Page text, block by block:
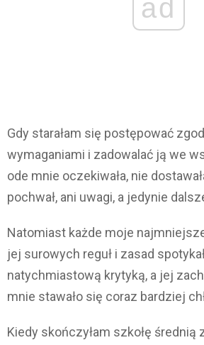
ad
Gdy starałam się postępować
wymaganiami i zadowalać ją we
ode mnie oczekiwała, nie
pochwał, ani uwagi, a jedynie
Natomiast każde moje
jej surowych reguł i zasad
natychmiastową krytyką, a jej
mnie stawało się coraz bardziej
Kiedy skończyłam szkołę średnią